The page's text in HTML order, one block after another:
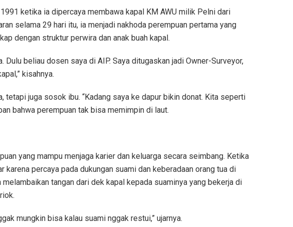
ketika ia dipercaya membawa kapal KM AWU milik Pelni dari
selama 29 hari itu, ia menjadi nakhoda perempuan pertama yang
dengan struktur perwira dan anak buah kapal.
Dulu beliau dosen saya di AIP. Saya ditugaskan jadi Owner-Surveyor,
kisahnya.
tetapi juga sosok ibu. “Kadang saya ke dapur bikin donat. Kita seperti
bahwa perempuan tak bisa memimpin di laut.
yang mampu menjaga karier dan keluarga secara seimbang. Ketika
karena percaya pada dukungan suami dan keberadaan orang tua di
melambaikan tangan dari dek kapal kepada suaminya yang bekerja di
mungkin bisa kalau suami nggak restui,” ujarnya.